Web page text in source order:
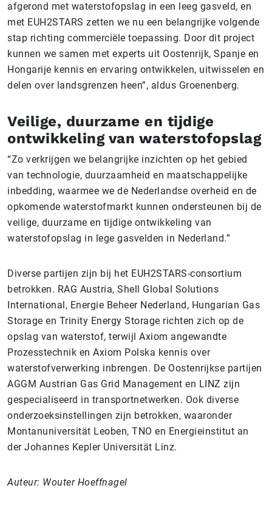
afgerond met waterstofopslag in een leeg gasveld, en
met EUH2STARS zetten we nu een belangrijke volgende
stap richting commerciële toepassing. Door dit project
kunnen we samen met experts uit Oostenrijk, Spanje en
Hongarije kennis en ervaring ontwikkelen, uitwisselen en
delen over landsgrenzen heen”, aldus Groenenberg.
Veilige, duurzame en tijdige
ontwikkeling van waterstofopslag
“Zo verkrijgen we belangrijke inzichten op het gebied
van technologie, duurzaamheid en maatschappelijke
inbedding, waarmee we de Nederlandse overheid en de
opkomende waterstofmarkt kunnen ondersteunen bij de
veilige, duurzame en tijdige ontwikkeling van
waterstofopslag in lege gasvelden in Nederland.”
Diverse partijen zijn bij het EUH2STARS-consortium
betrokken. RAG Austria, Shell Global Solutions
International, Energie Beheer Nederland, Hungarian Gas
Storage en Trinity Energy Storage richten zich op de
opslag van waterstof, terwijl Axiom angewandte
Prozesstechnik en Axiom Polska kennis over
waterstofverwerking inbrengen. De Oostenrijkse partijen
AGGM Austrian Gas Grid Management en LINZ zijn
gespecialiseerd in transportnetwerken. Ook diverse
onderzoeksinstellingen zijn betrokken, waaronder
Montanuniversität Leoben, TNO en Energieinstitut an
der Johannes Kepler Universität Linz.
Auteur: Wouter Hoeffnagel